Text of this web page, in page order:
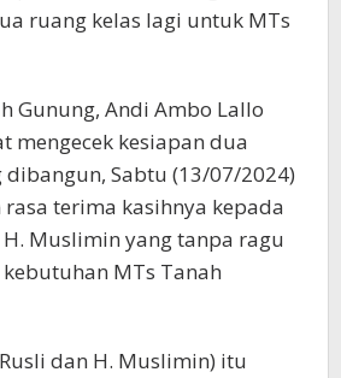
ruang kelas lagi untuk MTs
Gunung, Andi Ambo Lallo
mengecek kesiapan dua
dibangun, Sabtu (13/07/2024)
terima kasihnya kepada
Muslimin yang tanpa ragu
MTs Tanah
dan H. Muslimin) itu